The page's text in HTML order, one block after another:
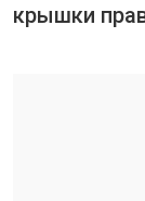
крышки